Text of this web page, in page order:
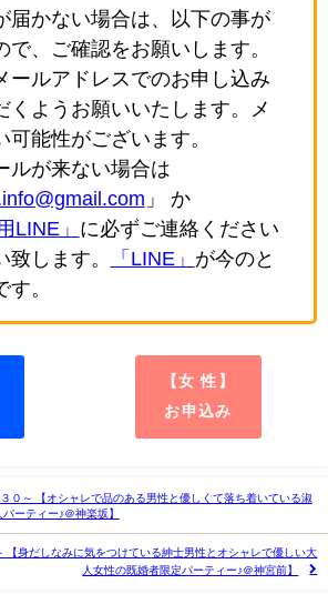
届かない場合は、以下の事が
で、ご確認をお願いします。
ールアドレスでのお申し込み
くようお願いいたします。メ
可能性がございます。
ルが来ない場合は
」 か
LINE」 に必ずご連絡ください
致します。
「LINE」 が今のと
す。
【女 性】
お申込み
０～ 【オシャレで品のある男性と優しくて落ち着いている淑
ーティー♪＠神楽坂】
【身だしなみに気をつけている紳士男性とオシャレで優しい大
人女性の既婚者限定パーティー♪＠神宮前】